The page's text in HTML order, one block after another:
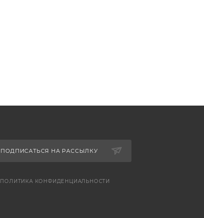
ПОДПИСАТЬСЯ НА РАССЫЛКУ
ПОЛИТИКА КОНФИДЕНЦИАЛЬНОСТИ